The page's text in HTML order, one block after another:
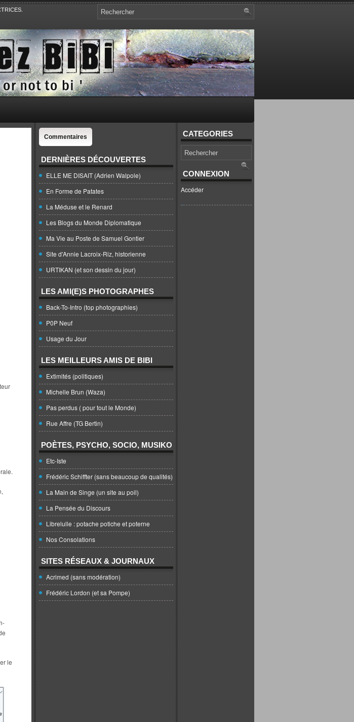
de presse et de blogs.
le
Commentaires
DERNIÈRES DÉCOUVERTES
ELLE ME DISAIT (Adrien Walpole)
En Forme de Patates
La Méduse et le Renard
Les Blogs du Monde Diplomatique
Ma Vie au Poste de Samuel Gontier
Site d'Annie Lacroix-Riz, historienne
URTIKAN (et son dessin du jour)
LES AMI(E)S PHOTOGRAPHES
Back-To-Intro (top photographies)
P0P Neuf
Usage du Jour
LES MEILLEURS AMIS DE BIBI
Extimités (politiques)
Michelle Brun (Waza)
Pas perdus ( pour tout le Monde)
Rue Affre (TG Bertin)
POÈTES, PSYCHO, SOCIO, MUSIKO
Etc-Iste
Frédéric Schiffter (sans beaucoup de qualités)
La Main de Singe (un site au poil)
La Pensée du Discours
Librelulle : potache potiche et poterne
Nos Consolations
SITES RÉSEAUX & JOURNAUX
Acrimed (sans modération)
Frédéric Lordon (et sa Pompe)
CATEGORIES
CONNEXION
Accéder